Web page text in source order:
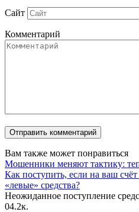
Сайт
Комментарий
Вам также может понравиться
Мошенники меняют тактику:
Как поступить, если на ваш
«левые» средства?
Неожиданное поступление
04.2к.